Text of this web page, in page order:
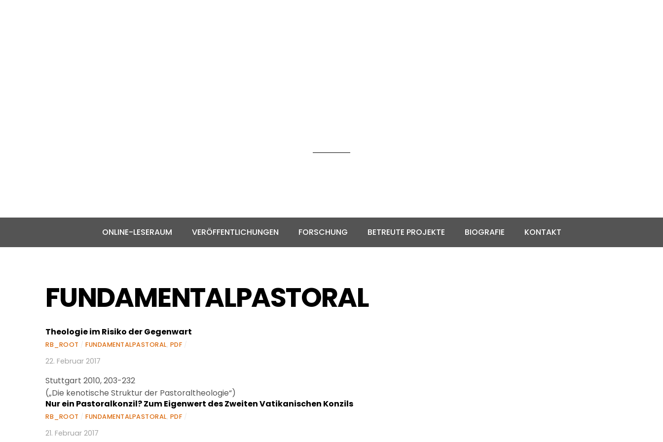
ONLINE-LESERAUM VERÖFFENTLICHUNGEN FORSCHUNG BETREUTE PROJEKTE BIOGRAFIE KONTAKT
FUNDAMENTALPASTORAL
Theologie im Risiko der Gegenwart
RB_ROOT FUNDAMENTALPASTORAL, PDF
22. Februar 2017
Stuttgart 2010, 203-232
(„Die kenotische Struktur der Pastoraltheologie“)
Nur ein Pastoralkonzil? Zum Eigenwert des Zweiten Vatikanischen Konzils
RB_ROOT FUNDAMENTALPASTORAL, PDF
21. Februar 2017